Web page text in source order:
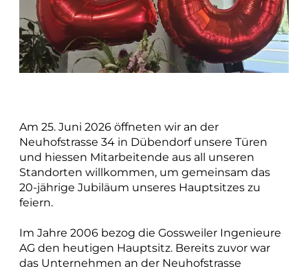
gemeindenahe Betriebe + Werke
Private + Unternehmen
Applikationsentwicklung
Planung im Brandschutz
planen und gestalten
Richt- und Nutzungsplanung
Gestaltungspläne und Gebietsentwicklung
Quartier- und Erschliessungsplanung
Verkehrs- und Mobilitätsplanung
Wasserversorgung und GWP
Gewässer und Naturgefahren
Berufseinstieg
Am 25. Juni 2026 öffneten wir an der
Neuhofstrasse 34 in Dübendorf unsere Türen
und hiessen Mitarbeitende aus all unseren
Standorten willkommen, um gemeinsam das
20-jährige Jubiläum unseres Hauptsitzes zu
feiern.
Im Jahre 2006 bezog die Gossweiler Ingenieure
AG den heutigen Hauptsitz. Bereits zuvor war
das Unternehmen an der Neuhofstrasse